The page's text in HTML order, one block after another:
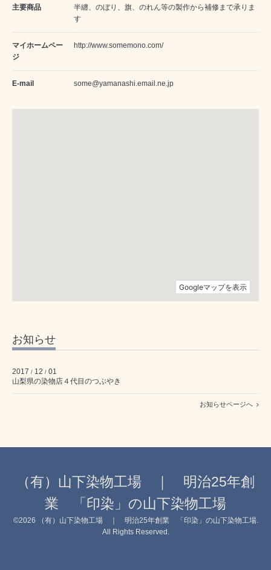
主要商品
半纏、のぼり、旗、のれん等の製作から補修まで承りま
す
マイホームペー
ジ
http://www.somemono.com/
E-mail some@yamanashi.email.ne.jp
お知らせ
2017 / 12 / 01
山梨県の染物店４代目のつぶやき
お知らせページへ
（有）山下染物工場 ｜ 明治25年創
業 「印染」の山下染物工場
©2026 （有）山下染物工場 ｜ 明治25年創業 「印染」の山下染物工場.
All Rights Reserved.